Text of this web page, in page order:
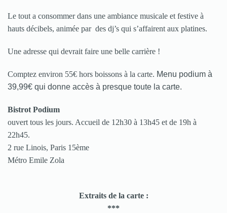
Le tout a consommer dans une ambiance musicale et festive à
hauts décibels, animée par des dj’s qui s’affairent aux platines.
Une adresse qui devrait faire une belle carrière !
Comptez environ 55€ hors boissons à la carte. Menu podium à
39,99€ qui donne accès à presque toute la carte.
Bistrot Podium
ouvert tous les jours. Accueil de 12h30 à 13h45 et de 19h à
22h45.
2 rue Linois, Paris 15ème
Métro Emile Zola
Extraits de la carte :
***